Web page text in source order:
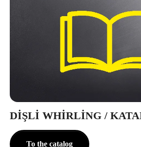
DIŞLI WHIRLING /
To the catalog